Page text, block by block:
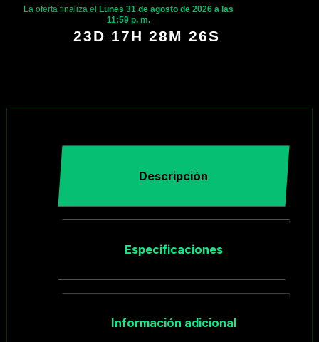
La oferta finaliza el
Lunes 31 de agosto de 2026 a las
11:59 p. m.
23D 17H 28M 25S
Descripción
Especificaciones
Información adicional